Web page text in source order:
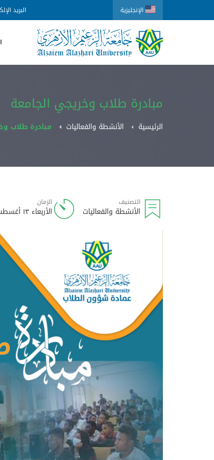
الإنجليزية البريد
مبادرة طلاب وخريجي الجامعة
الرئيسية الأنشطة والفعاليات مبادرة طلاب
التصنيف
الأنشطة والفعاليات
الزمان
الأربعاء ١٣ أغسطس ٢٠٢٥